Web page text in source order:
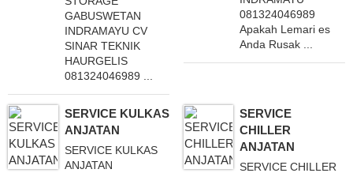
GABUSWETAN
INDRAMAYU CV
SINAR TEKNIK
HAURGELIS
081324046989 ...
081324046989
Apakah Lemari es
Anda Rusak ...
SERVICE KULKAS
ANJATAN
SERVICE KULKAS
ANJATAN
SERVICE
CHILLER
ANJATAN
SERVICE CHILLER